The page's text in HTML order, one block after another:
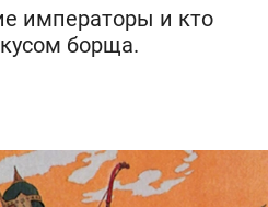
императоры и кто
борща.